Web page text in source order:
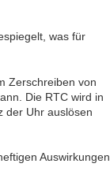
was für
Zerschreiben von
Die RTC wird in
der Uhr auslösen
Auswirkungen